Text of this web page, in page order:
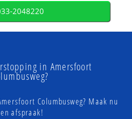
2048220
in Amersfoort
Columbusweg? Maak nu
afspraak!